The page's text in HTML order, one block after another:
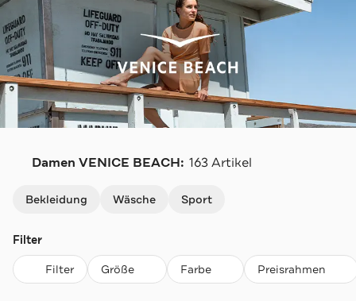
Damen VENICE BEACH: 163 Artikel
Bekleidung Wäsche Sport
Filter
Filter Größe Farbe Preisrahmen